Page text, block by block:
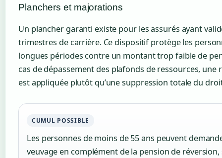
Planchers et majorations
Un plancher garanti existe pour les assurés ayant
trimestres de carrière. Ce dispositif protège les
longues périodes contre un montant trop faible de
cas de dépassement des plafonds de ressources,
est appliquée plutôt qu’une suppression totale du
CUMUL POSSIBLE
Les personnes de moins de 55 ans peuvent
veuvage en complément de la pension de